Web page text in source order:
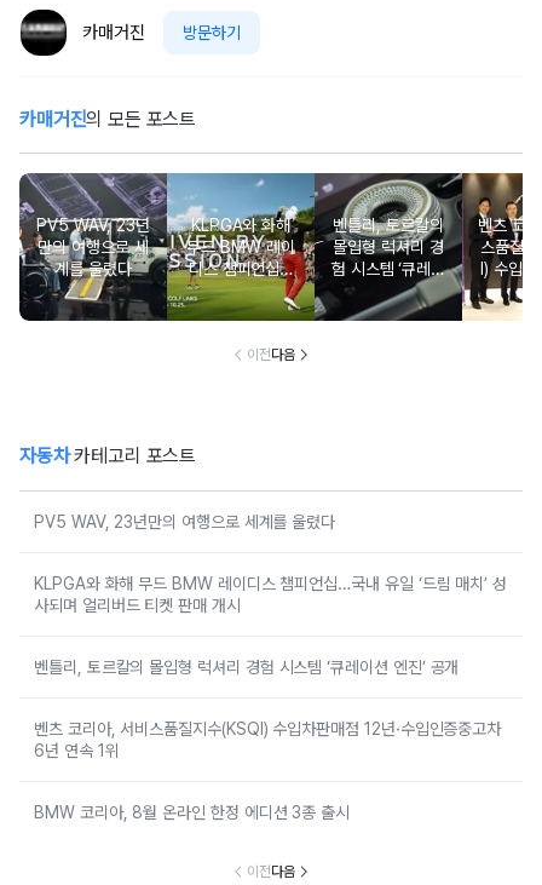
카매거진 방문하기
카매거진의 모든 포스트
PV5 WAV, 23년
만의 여행으로 세
계를 울렸다
KLPGA와 화해
무드 BMW 레이
디스 챔피언십…
국내 유일 ‘드림
매치’ 성사되며 얼
개시
벤틀리, 토르칼의
몰입형 럭셔리 경
험 시스템 ‘큐레이
션 엔진’ 공개
벤츠 코
스품질
I) 수입
2년·수입
차 6년
이전다음
자동차카테고리 포스트
PV5 WAV, 23년만의 여행으로 세계를 울렸다
KLPGA와 화해 무드 BMW 레이디스 챔피언십…국내 유일 ‘드림 매치’ 성
사되며 얼리버드 티켓 판매 개시
벤틀리, 토르칼의 몰입형 럭셔리 경험 시스템 ‘큐레이션 엔진’ 공개
벤츠 코리아, 서비스품질지수(KSQI) 수입차판매점 12년·수입인증중고차
6년 연속 1위
BMW 코리아, 8월 온라인 한정 에디션 3종 출시
이전다음